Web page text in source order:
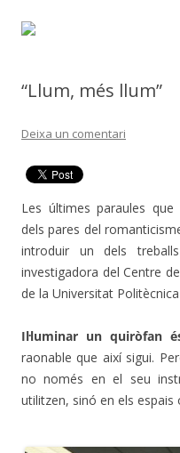
“Llum, més llum”
Deixa un comentari
Les últimes paraules
dels pares del
introduir un dels
investigadora del Centre
de la Universitat
Il·luminar un quiròfan
raonable que així sigui.
no només en el seu
utilitzen, sinó en els espais